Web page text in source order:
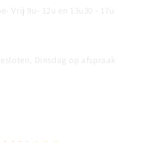
Vrij 9u- 12u en 13u30 - 17u
Dinsdag op afspraak